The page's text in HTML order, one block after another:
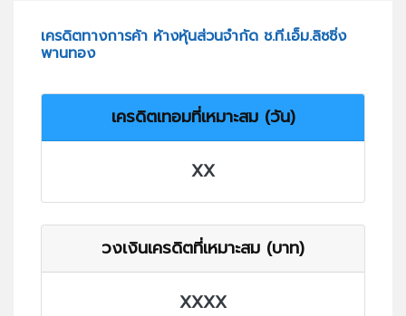
เครดิตทางการค้า ห้างหุ้นส่วนจำกัด ช.ที.เอ็ม.ลิซซิ่ง
พานทอง
เครดิตเทอมที่เหมาะสม (วัน)
XX
วงเงินเครดิตที่เหมาะสม (บาท)
XXXX